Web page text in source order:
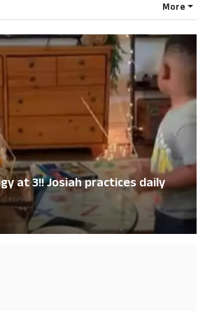
More
at 3!! Josiah practices daily